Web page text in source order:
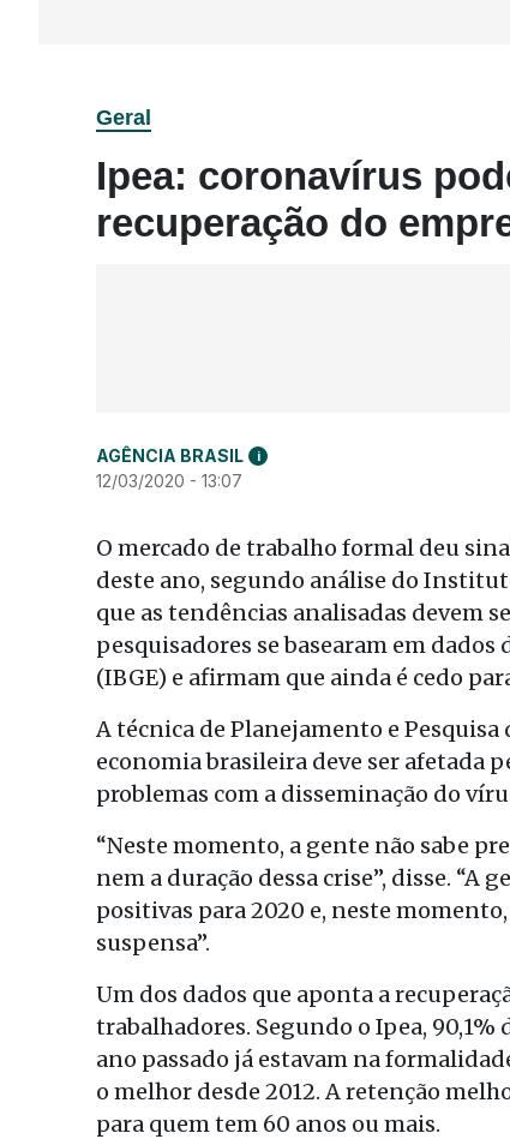
Geral
Ipea: coronavírus
recuperação do
AGÊNCIA BRASIL i
12/03/2020 - 13:07
O mercado de trabalho formal deu
deste ano, segundo análise do
que as tendências analisadas devem
pesquisadores se basearam em
(IBGE) e afirmam que ainda é cedo
A técnica de Planejamento e
economia brasileira deve ser afetada
problemas com a disseminação do
“Neste momento, a gente não sabe
nem a duração dessa crise”, disse.
positivas para 2020 e, neste
suspensa”.
Um dos dados que aponta a
trabalhadores. Segundo o Ipea,
ano passado já estavam na
o melhor desde 2012. A retenção
para quem tem 60 anos ou mais.